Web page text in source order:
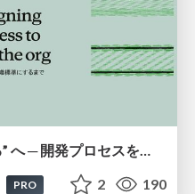
”AIを使う” から ”AIに任せる” へ ─ 開発プロセスを再設計してAIを組織標準にするまで
PRO 2 190